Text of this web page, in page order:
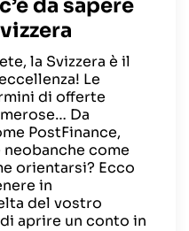
da sapere
la Svizzera è il
Le
di offerte
Da
PostFinance,
neobanche come
orientarsi? Ecco
in
del vostro
aprire un conto in